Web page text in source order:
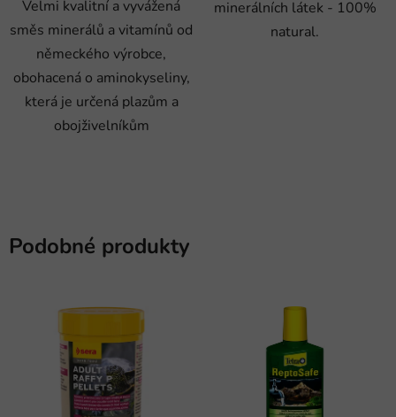
Velmi kvalitní a vyvážená
směs minerálů a vitamínů od
německého výrobce,
obohacená o aminokyseliny,
která je určená plazům a
obojživelníkům
minerálních látek - 100%
natural.
Podobné produkty